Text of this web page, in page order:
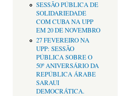
SESSÃO PÚBLICA DE
SOLIDARIEDADE
COM CUBA NA UPP
EM 20 DE NOVEMBRO
27 FEVEREIRO NA
UPP: SESSÃO
PÚBLICA SOBRE O
50º ANIVERSÁRIO DA
REPÚBLICA ÁRABE
SARAUI
DEMOCRÁTICA.